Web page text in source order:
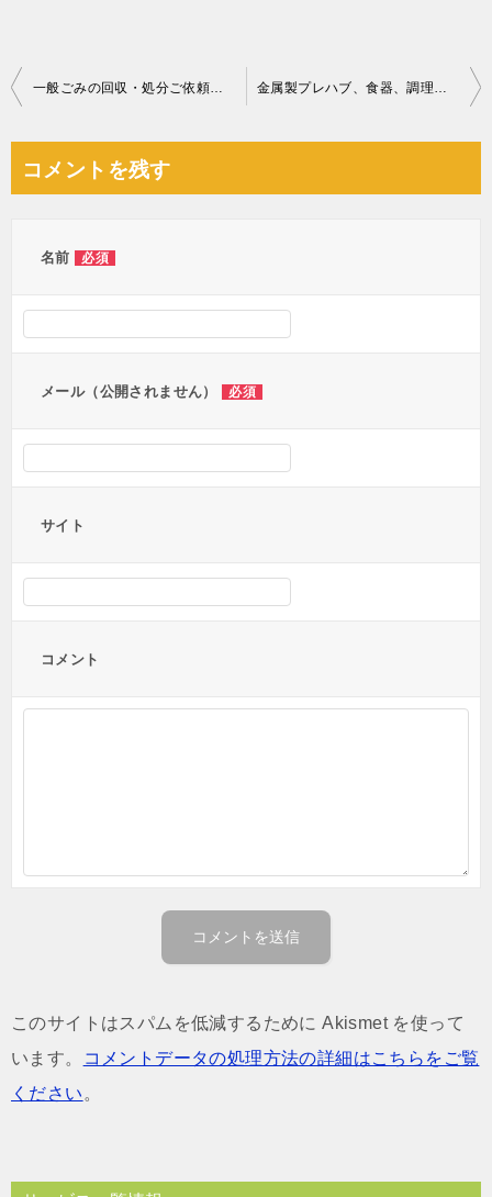
投
ビ
ョ
一般ごみの回収・処分ご依頼 お客様の声 金属製プレハブ、食器、調理器具等の回収・処分ご依頼 お客様の声
コメントを残す
名前 必須
メール（公開されません） 必須
サイト
コメント
このサイトはスパムを低減するために Akismet を使って
います。
コメントデータの処理方法の詳細はこちらをご覧
ください 。